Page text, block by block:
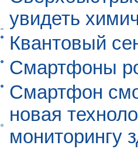
увидеть
Квантовый
Смартфоны
Смартфон
новая
мониторингу